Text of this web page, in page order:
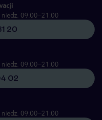
09:00–21:00
20
09:00–21:00
02
09:00–21:00